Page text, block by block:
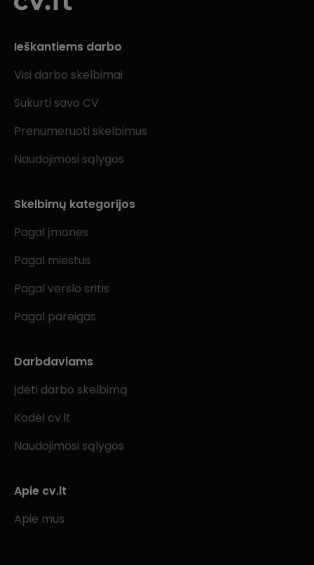
Ieškantiems darbo
Visi darbo skelbimai
Sukurti savo CV
Prenumeruoti skelbimus
Naudojimosi sąlygos
Skelbimų kategorijos
Pagal įmones
Pagal miestus
Pagal verslo sritis
Pagal pareigas
Darbdaviams
Įdėti darbo skelbimą
Kodėl cv.lt
Naudojimosi sąlygos
Apie cv.lt
Apie mus